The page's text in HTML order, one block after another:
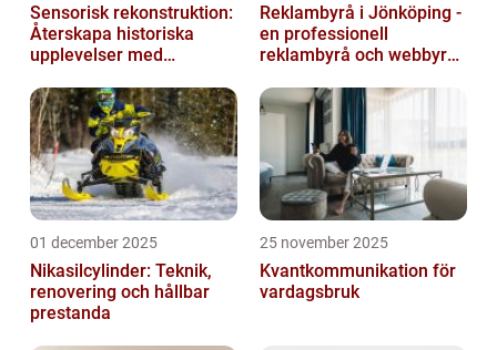
Sensorisk rekonstruktion:
Återskapa historiska
upplevelser med
Reklambyrå i Jönköping -
en professionell
reklambyrå och webbyrå
kommunikati...
01 december 2025
Nikasilcylinder: Teknik,
renovering och hållbar
prestanda
25 november 2025
Kvantkommunikation för
vardagsbruk